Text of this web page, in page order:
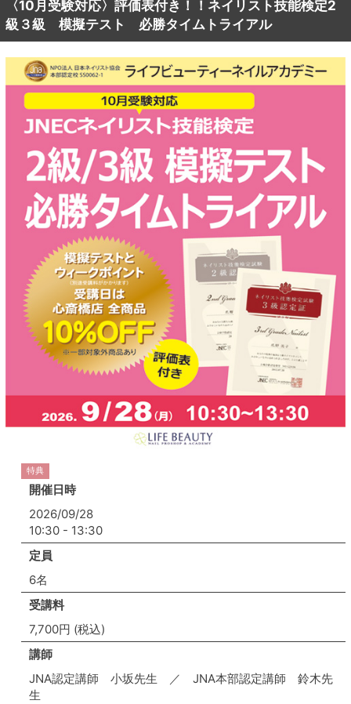
〈10月受験対応〉評価表付き！！ネイリスト技能検定2
級３級 模擬テスト 必勝タイムトライアル
特典
開催日時
2026/09/28
10:30 - 13:30
定員
6名
受講料
7,700円 (税込)
講師
JNA認定講師 小坂先生 ／ JNA本部認定講師 鈴木先
生